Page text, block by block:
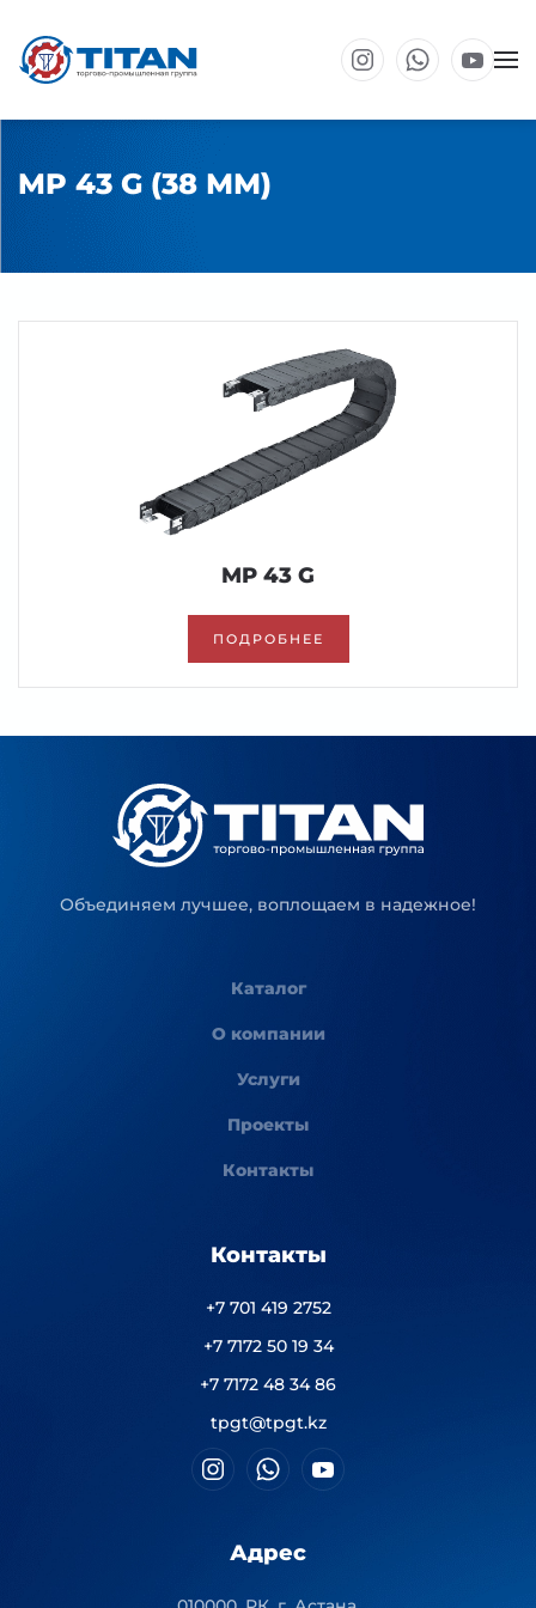
Перейти к основному содержанию
MP 43 G (38 ММ)
MP 43 G
ПОДРОБНЕЕ
Объединяем лучшее, воплощаем в надежное!
Каталог
О компании
Услуги
Проекты
Контакты
Контакты
+7 701 419 2752
+7 7172 50 19 34
+7 7172 48 34 86
tpgt@tpgt.kz
Адрес